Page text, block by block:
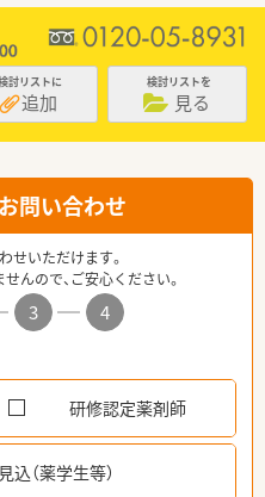
討リストに
追加
検討リストを
見る
問い合わせ
せいただけます。
んので、ご安心ください。
3
4
研修認定薬剤師
（薬学生等）